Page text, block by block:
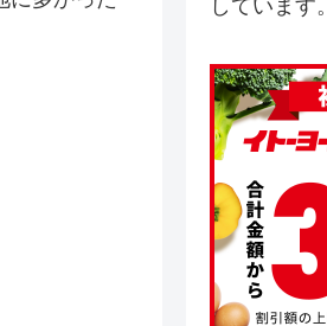
しています。